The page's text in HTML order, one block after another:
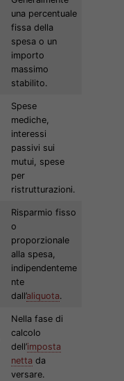
una percentuale
fissa della
spesa o un
importo
massimo
stabilito.
Spese
mediche,
interessi
passivi sui
mutui, spese
per
ristrutturazioni.
Risparmio fisso
o
proporzionale
alla spesa,
indipendenteme
nte
dall’aliquota.
Nella fase di
calcolo
dell’imposta
netta da
versare.